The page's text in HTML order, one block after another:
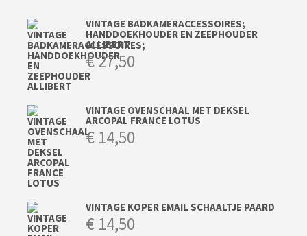
VINTAGE BADKAMERACCESSOIRES;
HANDDOEKHOUDER EN ZEEPHOUDER
ALLIBERT
€27,50
VINTAGE OVENSCHAAL MET DEKSEL
ARCOPAL FRANCE LOTUS
€ 14,50
VINTAGE KOPER EMAIL SCHAALTJE PAARD
€ 14,50